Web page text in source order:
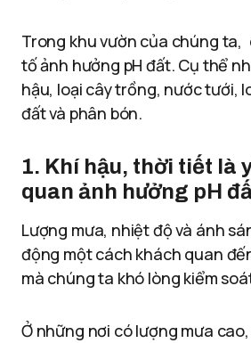
Trong khu vườn của chúng ta,
tố ảnh hưởng pH đất. Cụ thể
hậu, loại cây trồng, nước tưới,
đất và phân bón.
1. Khí hậu, thời tiết là
quan ảnh hưởng pH
Lượng mưa, nhiệt độ và ánh
động một cách khách quan
mà chúng ta khó lòng kiểm
Ở những nơi có lượng mưa